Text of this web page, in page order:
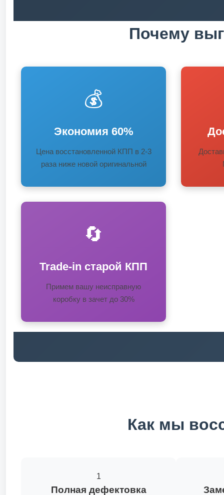
Почему
💰
Экономия 60%
Цена восстановленной КПП в 2-3
раза ниже новой оригинальной
🔄
Trade-in старой КПП
Примем вашу неисправную
коробку в зачет до 30%
Как мы
1
Полная дефектовка